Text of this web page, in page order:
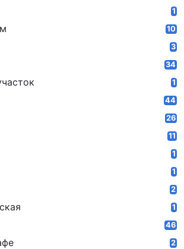
1
10
3
34
1
44
26
11
1
1
2
1
46
2